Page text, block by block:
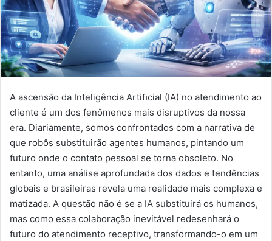
A ascensão da Inteligência Artiﬁcial (IA) no atendimento ao
cliente é um dos fenômenos mais disruptivos da nossa
era. Diariamente, somos confrontados com a narrativa de
que robôs substituirão agentes humanos, pintando um
futuro onde o contato pessoal se torna obsoleto. No
entanto, uma análise aprofundada dos dados e tendências
globais e brasileiras revela uma realidade mais complexa e
matizada. A questão não é se a IA substituirá os humanos,
mas como essa colaboração inevitável redesenhará o
futuro do atendimento receptivo, transformando-o em um